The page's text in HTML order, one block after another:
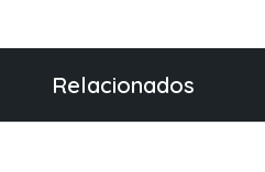
Relacionados